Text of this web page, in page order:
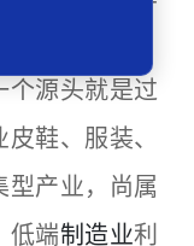
个源头就是过
鞋、服装、
型产业，尚属
低端制造业利